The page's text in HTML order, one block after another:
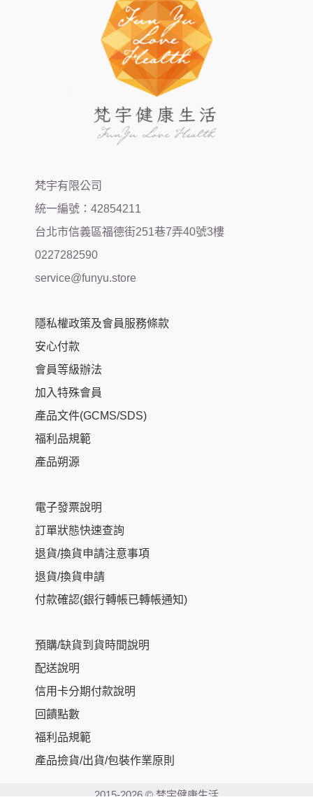
梵宇有限公司
統一編號：42854211
台北市信義區福德街251巷7弄40號3樓
0227282590
service@funyu.store
隱私權政策及會員服務條款
安心付款
會員等級辦法
加入特殊會員
產品文件(GCMS/SDS)
福利品規範
產品朔源
電子發票說明
訂單狀態快速查詢
退貨/換貨申請注意事項
退貨/換貨申請
付款確認(銀行轉帳已轉帳通知)
預購/缺貨到貨時間說明
配送說明
信用卡分期付款說明
回饋點數
福利品規範
產品撿貨/出貨/包裝作業原則
2015-2026 © 梵宇健康生活
Item added to cart.